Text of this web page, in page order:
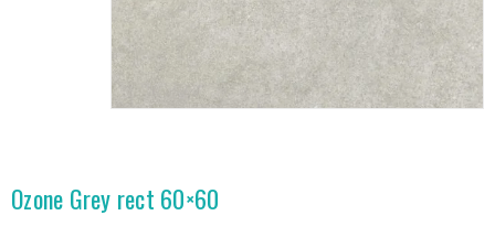
Ozone Grey rect 60×60